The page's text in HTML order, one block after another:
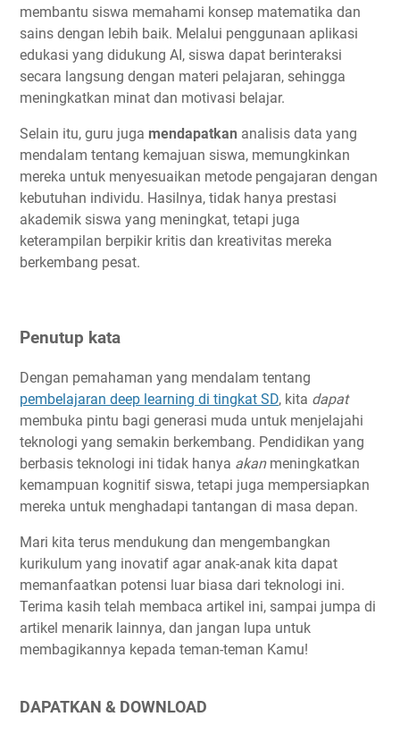
membantu siswa memahami konsep matematika dan
sains dengan lebih baik. Melalui penggunaan aplikasi
edukasi yang didukung AI, siswa dapat berinteraksi
secara langsung dengan materi pelajaran, sehingga
meningkatkan minat dan motivasi belajar.
Selain itu, guru juga mendapatkan analisis data yang
mendalam tentang kemajuan siswa, memungkinkan
mereka untuk menyesuaikan metode pengajaran dengan
kebutuhan individu. Hasilnya, tidak hanya prestasi
akademik siswa yang meningkat, tetapi juga
keterampilan berpikir kritis dan kreativitas mereka
berkembang pesat.
Penutup kata
Dengan pemahaman yang mendalam tentang
pembelajaran deep learning di tingkat SD, kita dapat
membuka pintu bagi generasi muda untuk menjelajahi
teknologi yang semakin berkembang. Pendidikan yang
berbasis teknologi ini tidak hanya akanmeningkatkan
kemampuan kognitif siswa, tetapi juga mempersiapkan
mereka untuk menghadapi tantangan di masa depan.
Mari kita terus mendukung dan mengembangkan
kurikulum yang inovatif agar anak-anak kita dapat
memanfaatkan potensi luar biasa dari teknologi ini.
Terima kasih telah membaca artikel ini, sampai jumpa di
artikel menarik lainnya, dan jangan lupa untuk
membagikannya kepada teman-teman Kamu!
DAPATKAN & DOWNLOAD